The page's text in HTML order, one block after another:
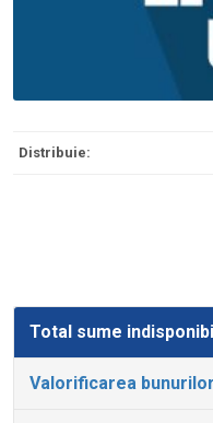
Distribuie:
Total sume
Valorificarea